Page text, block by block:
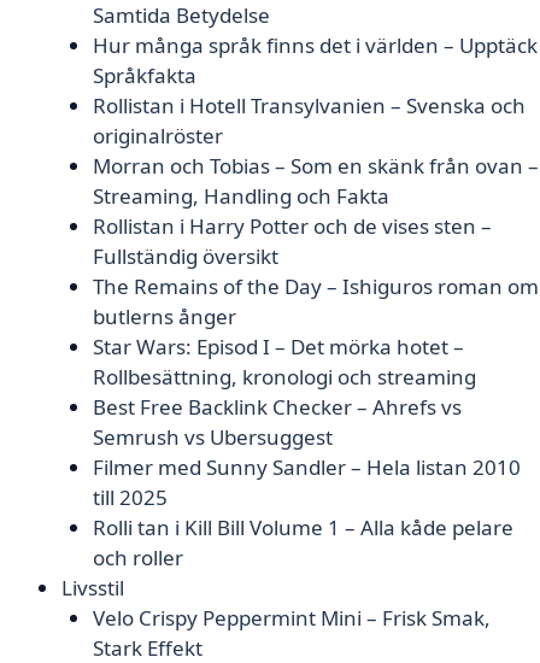
Samtida Betydelse
Hur många språk finns det i världen – Upptäck
Språkfakta
Rollistan i Hotell Transylvanien – Svenska och
originalröster
Morran och Tobias – Som en skänk från ovan –
Streaming, Handling och Fakta
Rollistan i Harry Potter och de vises sten –
Fullständig översikt
The Remains of the Day – Ishiguros roman om
butlerns ånger
Star Wars: Episod I – Det mörka hotet –
Rollbesättning, kronologi och streaming
Best Free Backlink Checker – Ahrefs vs
Semrush vs Ubersuggest
Filmer med Sunny Sandler – Hela listan 2010
till 2025
Rolli tan i Kill Bill Volume 1 – Alla kåde pelare
och roller
Livsstil
Velo Crispy Peppermint Mini – Frisk Smak,
Stark Effekt